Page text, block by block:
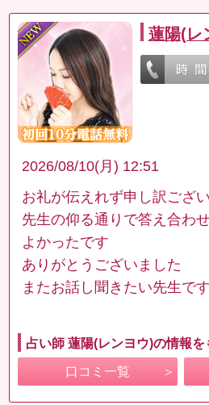
蓮陽(レ
2026/08/10(月) 12:51
お礼が伝えれず申し訳ござい
先生の仰る通りで答え合わ
よかったです
ありがとうございました
またお話し聞きたい先生です
占い師 蓮陽(レンヨウ)の情報を
口コミ一覧